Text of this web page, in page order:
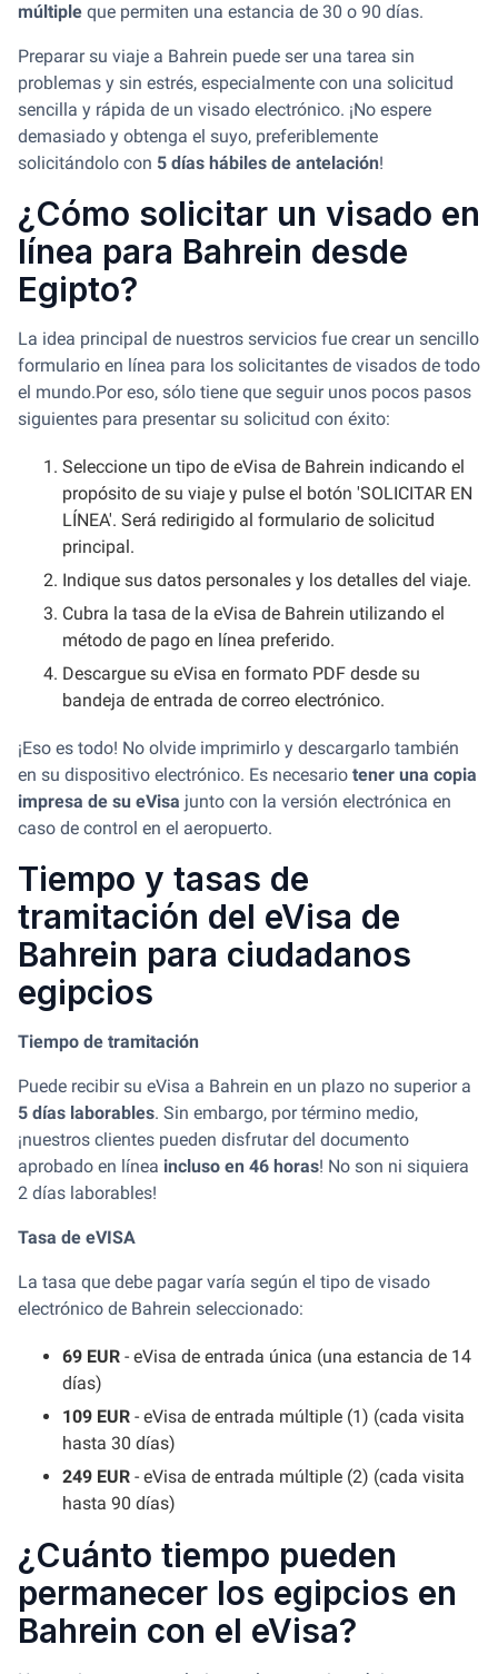
múltiple que permiten una estancia de 30 o 90 días.
Preparar su viaje a Bahrein puede ser una tarea sin
problemas y sin estrés, especialmente con una solicitud
sencilla y rápida de un visado electrónico. ¡No espere
demasiado y obtenga el suyo, preferiblemente
solicitándolo con 5 días hábiles de antelación!
¿Cómo solicitar un visado en
línea para Bahrein desde
Egipto?
La idea principal de nuestros servicios fue crear un sencillo
formulario en línea para los solicitantes de visados de todo
el mundo.Por eso, sólo tiene que seguir unos pocos pasos
siguientes para presentar su solicitud con éxito:
Seleccione un tipo de eVisa de Bahrein indicando el
propósito de su viaje y pulse el botón 'SOLICITAR EN
LÍNEA'. Será redirigido al formulario de solicitud
principal.
Indique sus datos personales y los detalles del viaje.
Cubra la tasa de la eVisa de Bahrein utilizando el
método de pago en línea preferido.
Descargue su eVisa en formato PDF desde su
bandeja de entrada de correo electrónico.
¡Eso es todo! No olvide imprimirlo y descargarlo también
en su dispositivo electrónico. Es necesario tener una copia
impresa de su eVisa junto con la versión electrónica en
caso de control en el aeropuerto.
Tiempo y tasas de
tramitación del eVisa de
Bahrein para ciudadanos
egipcios
Tiempo de tramitación
Puede recibir su eVisa a Bahrein en un plazo no superior a
5 días laborables. Sin embargo, por término medio,
¡nuestros clientes pueden disfrutar del documento
aprobado en línea incluso en 46 horas! No son ni siquiera
2 días laborables!
Tasa de eVISA
La tasa que debe pagar varía según el tipo de visado
electrónico de Bahrein seleccionado:
69 EUR - eVisa de entrada única (una estancia de 14
días)
109 EUR - eVisa de entrada múltiple (1) (cada visita
hasta 30 días)
249 EUR - eVisa de entrada múltiple (2) (cada visita
hasta 90 días)
¿Cuánto tiempo pueden
permanecer los egipcios en
Bahrein con el eVisa?